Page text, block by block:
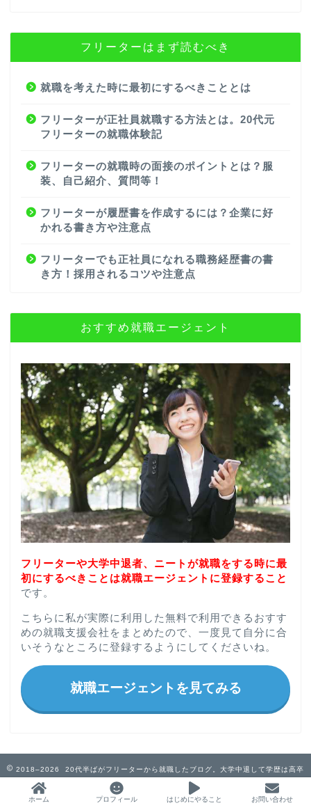
フリーターはまず読むべき
就職を考えた時に最初にするべきこととは
フリーターが正社員就職する方法とは。20代元
フリーターの就職体験記
フリーターの就職時の面接のポイントとは？服
装、自己紹介、質問等！
フリーターが履歴書を作成するには？企業に好
かれる書き方や注意点
フリーターでも正社員になれる職務経歴書の書
き方！採用されるコツや注意点
おすすめ就職エージェント
フリーターや大学中退者、ニートが就職をする時に最
初にするべきことは就職エージェントに登録すること
です。
こちらに私が実際に利用した無料で利用できるおすす
めの就職支援会社をまとめたので、一度見て自分に合
いそうなところに登録するようにしてくださいね。
就職エージェントを見てみる
2018–2026 20代半ばがフリーターから就職したブログ。大学中退して学歴は高卒
ホーム プロフィール はじめにやること お問い合わせ